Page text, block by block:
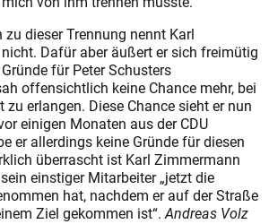
zu dieser Trennung nennt Karl
Dafür aber äußert er sich freimütig
für Peter Schusters
offensichtlich keine Chance mehr, bei
zu erlangen. Diese Chance sieht er nun
einigen Monaten aus der CDU
er allerdings keine Gründe für diesen
überrascht ist Karl Zimmermann
einstiger Mitarbeiter „jetzt die
hat, nachdem er auf der Straße
Ziel gekommen ist“.Andreas Volz